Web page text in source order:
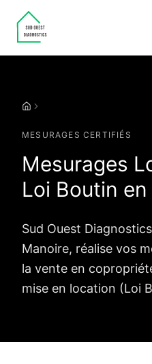
Accueil
MESURAGES CERTIFIÉS
Mesurages
Loi Boutin
Sud Ouest
Manoire, réalise vos
la vente en
mise en location (Loi